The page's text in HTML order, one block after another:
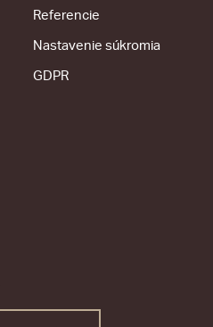
Referencie
Nastavenie súkromia
GDPR